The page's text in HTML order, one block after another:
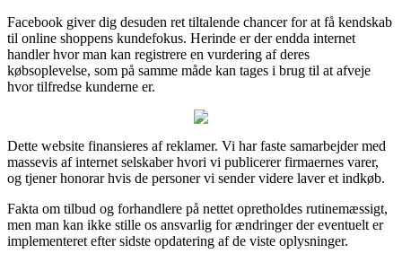
Facebook giver dig desuden ret tiltalende chancer for at få kendskab
til online shoppens kundefokus. Herinde er der endda internet
handler hvor man kan registrere en vurdering af deres
købsoplevelse, som på samme måde kan tages i brug til at afveje
hvor tilfredse kunderne er.
Dette website finansieres af reklamer. Vi har faste samarbejder med
massevis af internet selskaber hvori vi publicerer firmaernes varer,
og tjener honorar hvis de personer vi sender videre laver et indkøb.
Fakta om tilbud og forhandlere på nettet opretholdes rutinemæssigt,
men man kan ikke stille os ansvarlig for ændringer der eventuelt er
implementeret efter sidste opdatering af de viste oplysninger.